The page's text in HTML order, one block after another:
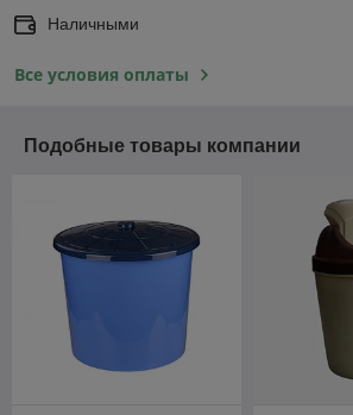
Наличными
Все условия оплаты
Подобные товары компании